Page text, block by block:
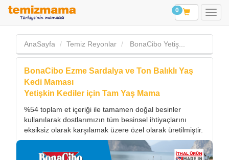
0
AnaSayfa Temiz Reyonlar BonaCibo Yetiş...
BonaCibo Ezme Sardalya ve Ton Balıklı Yaş
Kedi Maması
Yetişkin Kediler için Tam Yaş Mama
%54 toplam et içeriği ile tamamen doğal besinler
kullanılarak dostlarımızın tüm besinsel ihtiyaçlarını
eksiksiz olarak karşılamak üzere özel olarak üretilmiştir.